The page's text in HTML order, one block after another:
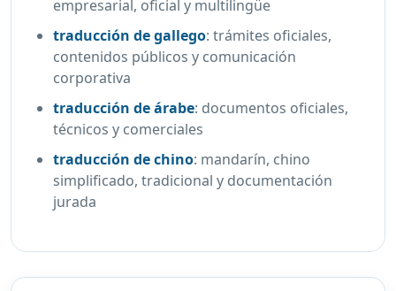
empresarial, oficial y multilingüe
traducción de gallego:trámites oficiales,
contenidos públicos y comunicación
corporativa
traducción de árabe: documentos oficiales,
técnicos y comerciales
traducción de chino: mandarín, chino
simplificado, tradicional y documentación
jurada